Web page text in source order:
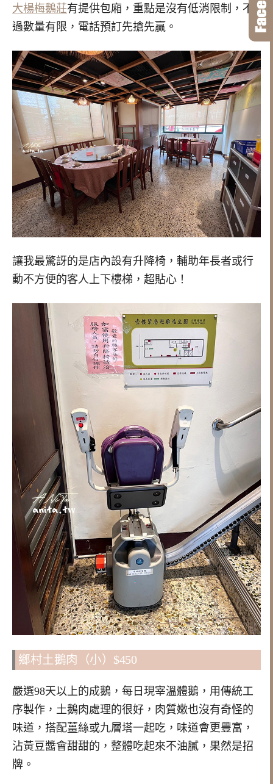
大楊梅鵝莊有提供包廂，重點是沒有低消限制，不
過數量有限，電話預訂先搶先贏。
讓我最驚訝的是店內設有升降椅，輔助年長者或行
動不方便的客人上下樓梯，超貼心！
鄉村土鵝肉（小）$450
嚴選98天以上的成鵝，每日現宰溫體鵝，用傳統工
序製作，土鵝肉處理的很好，肉質嫩也沒有奇怪的
味道，搭配薑絲或九層塔一起吃，味道會更豐富，
沾黃豆醬會甜甜的，整體吃起來不油膩，果然是招
牌。